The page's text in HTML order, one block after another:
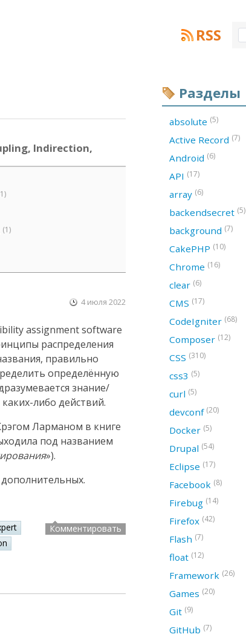
RSS
Indirection,
(1)
4 июля 2022
assignment software
распределения
правильно
определённую
знание/
либо действий.
Ларманом в книге
под названием
»).
Комментировать
Разделы
absolute (5)
Active Record (7)
Android (6)
API (17)
array (6)
backendsecret (5)
background (7)
CakePHP (10)
Chrome (16)
clear (6)
CMS (17)
CodeIgniter (68)
Composer (12)
CSS (310)
css3 (5)
curl (5)
devconf (20)
Docker (5)
Drupal (54)
Eclipse (17)
Facebook (8)
Firebug (14)
Firefox (42)
Flash (7)
float (12)
Framework (26)
Games (20)
Git (9)
GitHub (7)